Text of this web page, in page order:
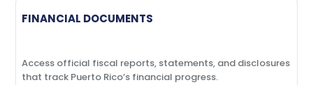
FINANCIAL DOCUMENTS
Access official fiscal reports, statements, and disclosures
that track Puerto Rico’s financial progress.